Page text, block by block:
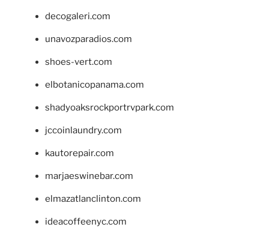
decogaleri.com
unavozparadios.com
shoes-vert.com
elbotanicopanama.com
shadyoaksrockportrvpark.com
jccoinlaundry.com
kautorepair.com
marjaeswinebar.com
elmazatlanclinton.com
ideacoffeenyc.com